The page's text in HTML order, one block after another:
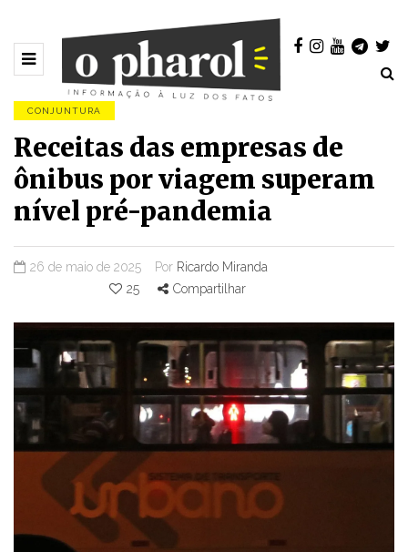
CONJUNTURA
Receitas das empresas de
ônibus por viagem superam
nível pré-pandemia
26 de maio de 2025 Por Ricardo Miranda
25
Compartilhar